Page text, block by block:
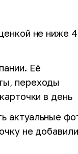
не ниже
Её
переходы
в день
актуальные
не добавили